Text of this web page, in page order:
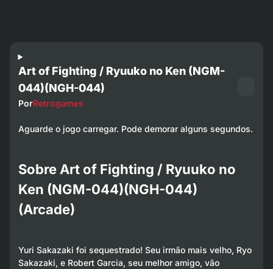
Art of Fighting / Ryuuko no Ken (NGM-
044)(NGH-044)
PorRetrogames
Aguarde o jogo carregar. Pode demorar alguns segundos.
Sobre Art of Fighting / Ryuuko no
Ken (NGM-044)(NGH-044)
(Arcade)
Yuri Sakazaki foi sequestrado! Seu irmão mais velho, Ryo
Sakazaki, e Robert Garcia, seu melhor amigo, vão